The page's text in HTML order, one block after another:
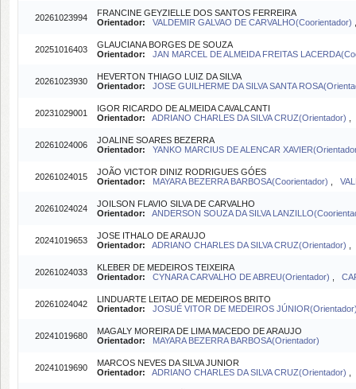
20261023994
FRANCINE GEYZIELLE DOS SANTOS FERREIRA
Orientador:
VALDEMIR GALVAO DE CARVALHO(Coorientador)
20251016403
GLAUCIANA BORGES DE SOUZA
Orientador:
JAN MARCEL DE ALMEIDA FREITAS
20261023930
HEVERTON THIAGO LUIZ DA SILVA
Orientador:
JOSE GUILHERME DA SILVA SANTA
20231029001
IGOR RICARDO DE ALMEIDA CAVALCANTI
Orientador:
ADRIANO CHARLES DA SILVA CRUZ(Orientador)
20261024006
JOALINE SOARES BEZERRA
Orientador:
YANKO MARCIUS DE ALENCAR
20261024015
JOÃO VICTOR DINIZ RODRIGUES GÓES
Orientador:
MAYARA BEZERRA BARBOSA(Coorientador)
20261024024
JOILSON FLAVIO SILVA DE CARVALHO
Orientador:
ANDERSON SOUZA DA SILVA
20241019653
JOSE ITHALO DE ARAUJO
Orientador:
ADRIANO CHARLES DA SILVA CRUZ(Orientador)
20261024033
KLEBER DE MEDEIROS TEIXEIRA
Orientador:
CYNARA CARVALHO DE ABREU(Orientador)
20261024042
LINDUARTE LEITAO DE MEDEIROS BRITO
Orientador:
JOSUÉ VITOR DE MEDEIROS
20241019680
MAGALY MOREIRA DE LIMA MACEDO DE ARAUJO
Orientador:
MAYARA BEZERRA BARBOSA(Orientador)
20241019690
MARCOS NEVES DA SILVA JUNIOR
Orientador:
ADRIANO CHARLES DA SILVA CRUZ(Orientador)